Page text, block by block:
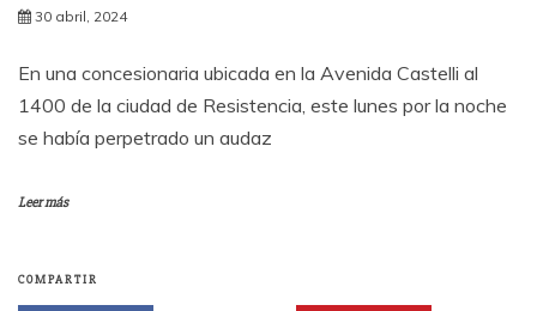
30 abril, 2024
En una concesionaria ubicada en la Avenida Castelli al
1400 de la ciudad de Resistencia, este lunes por la noche
se había perpetrado un audaz
Leer más
COMPARTIR